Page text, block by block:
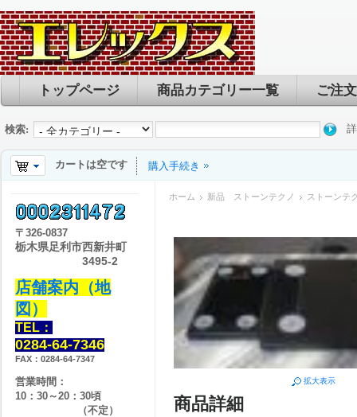
トップページ 商品カテゴリー一覧 ご注
検索:
カートは空です 購入手続き
ホーム 新品 ストーンテクノ ストーンテ
拡大表示
商品詳細
〒 326-0837
栃木県足利市西新井町
3495-2
店舗案内（地
図）
TEL：
0284-64-7346
FAX：0284-64-7347
営業時間：
10：30～20：30頃
（不定）